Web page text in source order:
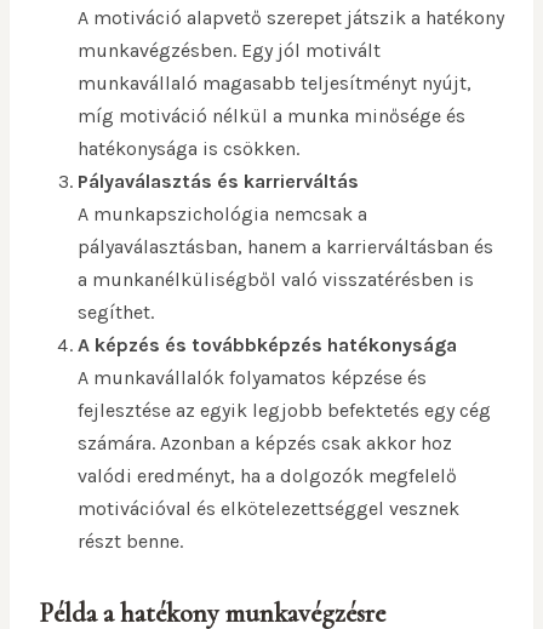
A motiváció alapvető szerepet játszik a hatékony
munkavégzésben. Egy jól motivált
munkavállaló magasabb teljesítményt nyújt,
míg motiváció nélkül a munka minősége és
hatékonysága is csökken.
Pályaválasztás és karrierváltás
A munkapszichológia nemcsak a
pályaválasztásban, hanem a karrierváltásban és
a munkanélküliségből való visszatérésben is
segíthet.
A képzés és továbbképzés hatékonysága
A munkavállalók folyamatos képzése és
fejlesztése az egyik legjobb befektetés egy cég
számára. Azonban a képzés csak akkor hoz
valódi eredményt, ha a dolgozók megfelelő
motivációval és elkötelezettséggel vesznek
részt benne.
Példa a hatékony munkavégzésre